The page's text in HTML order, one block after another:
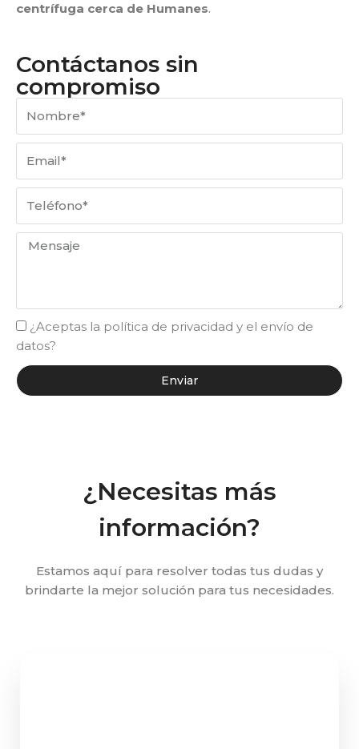
centrífuga cerca de Humanes.
Contáctanos sin
compromiso
¿Aceptas la política de privacidad y el envío de
datos?
Enviar
¿Necesitas más
información?
Estamos aquí para resolver todas tus dudas y
brindarte la mejor solución para tus necesidades.